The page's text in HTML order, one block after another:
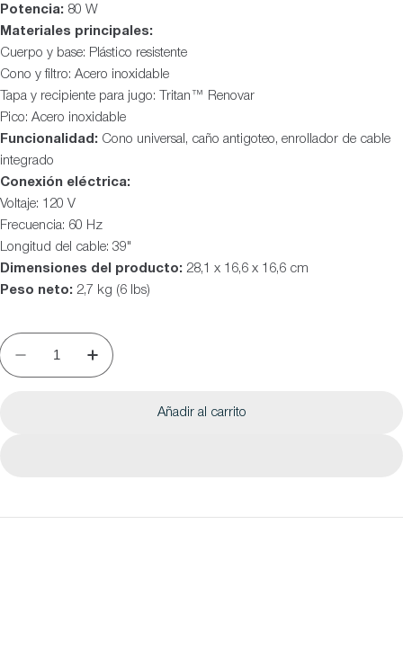
Potencia: 80 W
Materiales principales:
Cuerpo y base: Plástico resistente
Cono y filtro: Acero inoxidable
Tapa y recipiente para jugo: Tritan™ Renovar
Pico: Acero inoxidable
Funcionalidad: Cono universal, caño antigoteo, enrollador de cable
integrado
Conexión eléctrica:
Voltaje: 120 V
Frecuencia: 60 Hz
Longitud del cable: 39"
Dimensiones del producto: 28,1 x 16,6 x 16,6 cm
Peso neto: 2,7 kg (6 lbs)
Añadir al carrito